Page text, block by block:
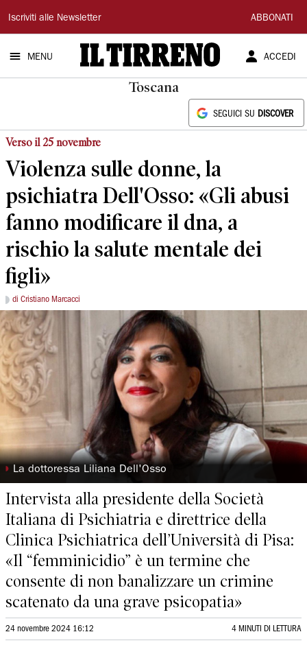
Il
Tirreno
Iscriviti alle Newsletter ABBONATI
MENU ACCEDI
Toscana
SEGUICI SU DISCOVER
Verso il 25 novembre
Violenza sulle donne, la
psichiatra Dell'Osso: «Gli abusi
fanno modificare il dna, a
rischio la salute mentale dei
figli»
di Cristiano Marcacci
◗ La dottoressa Liliana Dell'Osso
Intervista alla presidente della Società
Italiana di Psichiatria e direttrice della
Clinica Psichiatrica dell’Università di Pisa:
«Il “femminicidio” è un termine che
consente di non banalizzare un crimine
scatenato da una grave psicopatia»
24 novembre 2024 16:12 4 MINUTI DI LETTURA